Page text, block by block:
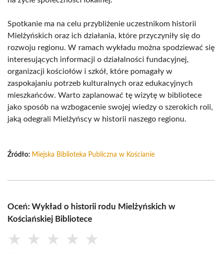
Spotkanie ma na celu przybliżenie uczestnikom historii
Mielżyńskich oraz ich działania, które przyczyniły się do
rozwoju regionu. W ramach wykładu można spodziewać się
interesujących informacji o działalności fundacyjnej,
organizacji kościołów i szkół, które pomagały w
zaspokajaniu potrzeb kulturalnych oraz edukacyjnych
mieszkańców. Warto zaplanować tę wizytę w bibliotece
jako sposób na wzbogacenie swojej wiedzy o szerokich roli,
jaką odegrali Mielżyńscy w historii naszego regionu.
Źródło: Miejska Biblioteka Publiczna w Kościanie
Oceń: Wykład o historii rodu Mielżyńskich w
Kościańskiej Bibliotece
★ ★ ★ ★ ★